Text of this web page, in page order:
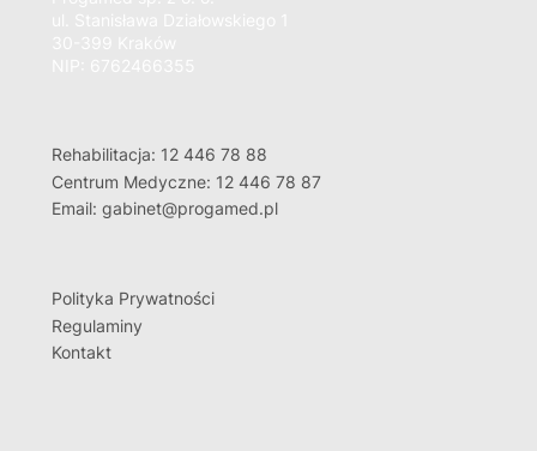
Rehabilitacja: 12 446 78 88
Centrum Medyczne: 12 446 78 87
Email: gabinet@progamed.pl
Polityka Prywatności
Regulaminy
Kontakt